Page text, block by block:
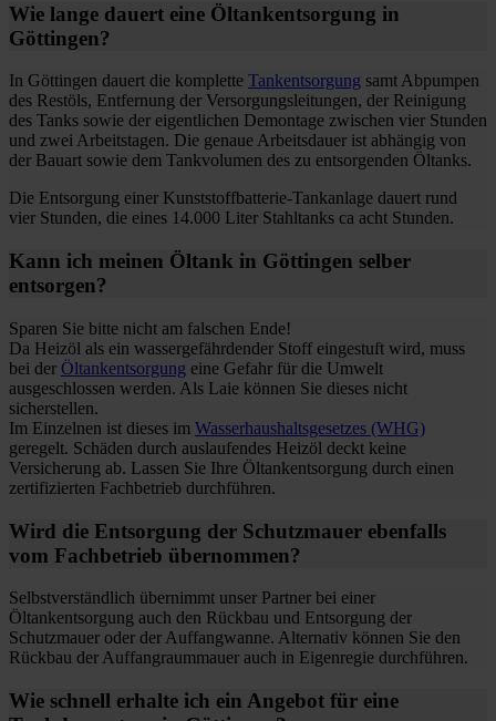
Wie lange dauert eine Öltankentsorgung in
Göttingen?
In Göttingen dauert die komplette Tankentsorgung samt Abpumpen
des Restöls, Entfernung der Versorgungsleitungen, der Reinigung
des Tanks sowie der eigentlichen Demontage zwischen vier Stunden
und zwei Arbeitstagen. Die genaue Arbeitsdauer ist abhängig von
der Bauart sowie dem Tankvolumen des zu entsorgenden Öltanks.
Die Entsorgung einer Kunststoffbatterie-Tankanlage dauert rund
vier Stunden, die eines 14.000 Liter Stahltanks ca acht Stunden.
Kann ich meinen Öltank in Göttingen selber
entsorgen?
Sparen Sie bitte nicht am falschen Ende!
Da Heizöl als ein wassergefährdender Stoff eingestuft wird, muss
bei der Öltankentsorgung eine Gefahr für die Umwelt
ausgeschlossen werden. Als Laie können Sie dieses nicht
sicherstellen.
Im Einzelnen ist dieses im Wasserhaushaltsgesetzes (WHG)
geregelt. Schäden durch auslaufendes Heizöl deckt keine
Versicherung ab. Lassen Sie Ihre Öltankentsorgung durch einen
zertifizierten Fachbetrieb durchführen.
Wird die Entsorgung der Schutzmauer ebenfalls
vom Fachbetrieb übernommen?
Selbstverständlich übernimmt unser Partner bei einer
Öltankentsorgung auch den Rückbau und Entsorgung der
Schutzmauer oder der Auffangwanne. Alternativ können Sie den
Rückbau der Auffangraummauer auch in Eigenregie durchführen.
Wie schnell erhalte ich ein Angebot für eine